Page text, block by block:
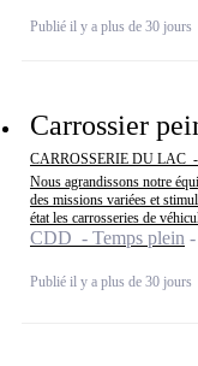
Publié il y a plus de 30 jours
Carrossier
CARROSSERIE DU LAC -
Nous agrandissons notre
des missions variées et
état les carrosseries de
CDD - Temps plein
Publié il y a plus de 30 jours